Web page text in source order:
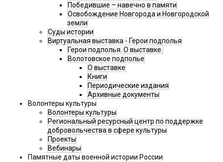
Победившие – навечно в памяти
Освобождение Новгорода и Новгородской
земли
Суды истории
Виртуальная выставка - Герои подполья
Герои подполья. О выставке.
Волотовское подполье
О выставке
Книги
Периодические издания
Архивные документы
Волонтеры культуры
Волонтеры культуры
Региональный ресурсный центр по поддержке
добровольчества в сфере культуры
Проекты
Вебинары
Памятные даты военной истории России